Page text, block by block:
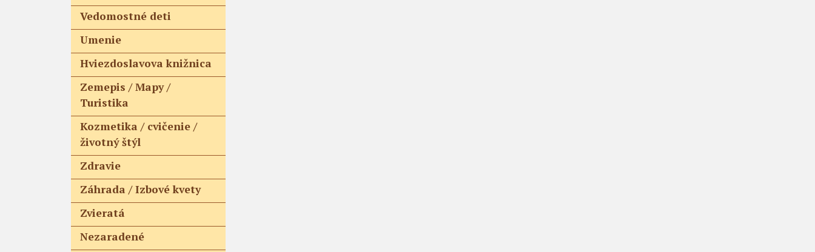
Vedomostné deti
Umenie
Hviezdoslavova knižnica
Zemepis / Mapy /
Turistika
Kozmetika / cvičenie /
životný štýl
Zdravie
Záhrada / Izbové kvety
Zvieratá
Nezaradené